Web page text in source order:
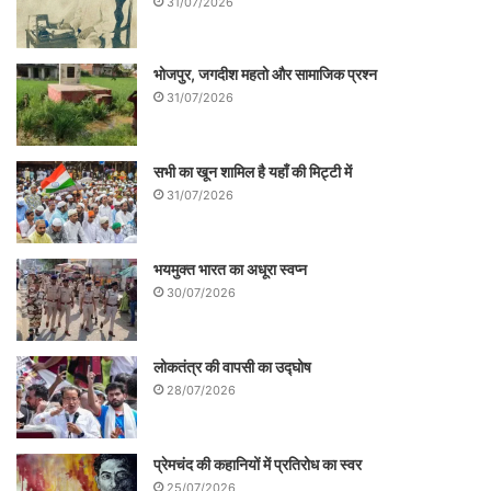
पिछले सत्रह वर्षों में कभी कोई बजट आवंटित किया
गया। भवन बन तो गया, मगर तुरंत बाद से ही
नाइंतज़ामी का शिकार है। भवन में लेखक का आवास,
कार्यालय और छोटा सभागार-नुमा केंद्रीय कक्ष है,
जहाँ विभिन्न गतिविधियाँ संचालित की जा सकती हैं।
लेकिन पिछले सत्रह वर्षों में बहुत कम ही अवसर आये
हैं जब यहाँ कोई गोष्ठी या अन्य गतिविधि हो पायी हो।
अगर कुछ हुई भी हैं तो स्थानीय साहित्यकार-
बुद्धिजीवियों के निजी प्रयासों से।
भोजपुर, जगदीश महतो और सामाजिक प्रश्न
31/07/2026
सभी का खून शामिल है यहाँ की मिट्टी में
31/07/2026
भयमुक्त भारत का अधूरा स्वप्न
30/07/2026
लोकतंत्र की वापसी का उद्घोष
28/07/2026
प्रेमचंद की कहानियों में प्रतिरोध का स्वर
25/07/2026